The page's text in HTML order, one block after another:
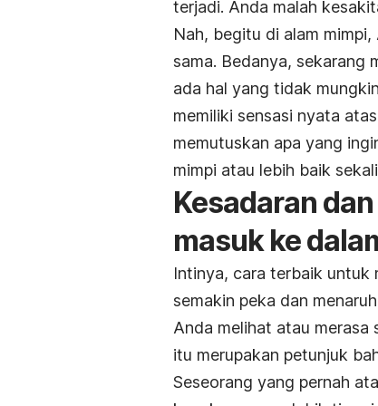
terjadi. Anda malah
Nah, begitu di alam
sama. Bedanya, sekarang
ada hal yang tidak
memiliki sensasi nyata
memutuskan apa yang
mimpi atau lebih baik
Kesadaran
masuk ke
Intinya, cara terbaik untuk
semakin peka dan
Anda melihat atau merasa
itu merupakan petunjuk
Seseorang yang pernah